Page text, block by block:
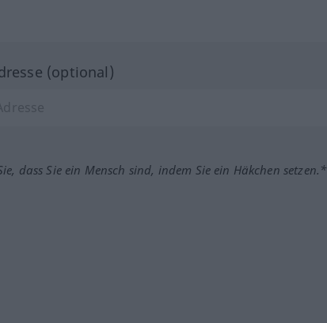
(optional)
dass Sie ein Mensch sind, indem Sie ein Häkchen setzen.*